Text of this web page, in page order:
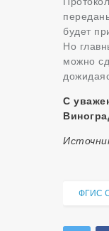
будет
Но
можно
С
ФГИС